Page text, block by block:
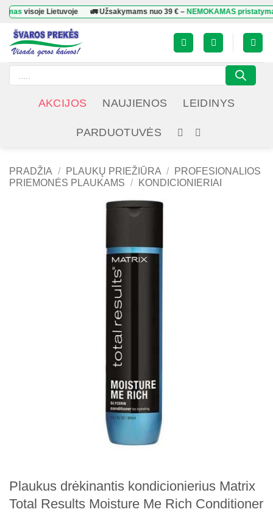
Skip
content
Lietuvoje 🚛 Užsakymams nuo39 €–NEMOKAMAS pristatymas
Products
search
AKCIJOS NAUJIENOS LEIDINYS
PARDUOTUVĖS
PRADŽIA / PLAUKŲ PRIEŽIŪRA /
PROFESIONALIOS
PRIEMONĖS PLAUKAMS / KONDICIONIERIAI
Plaukus drėkinantis kondicionierius Matrix
Total Results Moisture Me Rich Conditioner